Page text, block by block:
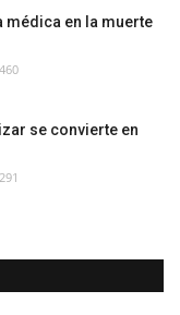
médica en la muerte
460
se convierte en
291